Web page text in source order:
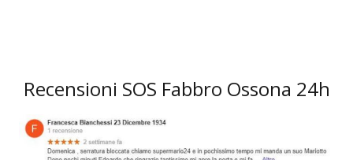
Recensioni SOS Fabbro Ossona 24h